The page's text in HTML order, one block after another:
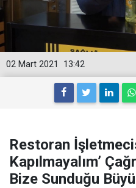
13:42
02 Mart 2021
Restoran
Kapılmayalım’
Bize Sunduğu